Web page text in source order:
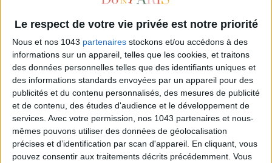
Le respect de votre vie privée est notre priorité
Nous et nos 1043 partenaires stockons et/ou accédons à des
informations sur un appareil, telles que les cookies, et traitons
des données personnelles telles que des identifiants uniques et
des informations standards envoyées par un appareil pour des
publicités et du contenu personnalisés, des mesures de publicité
et de contenu, des études d'audience et le développement de
services. Avec votre permission, nos 1043 partenaires et nous-
mêmes pouvons utiliser des données de géolocalisation
précises et d’identification par scan d'appareil. En cliquant, vous
pouvez consentir aux traitements décrits précédemment. Vous
TOUT CE QUE VOUS DEVEZ FAIRE À PARIS EN AOÛT